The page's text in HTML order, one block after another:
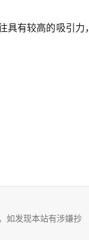
有较高的吸引力，
如发现本站有涉嫌抄